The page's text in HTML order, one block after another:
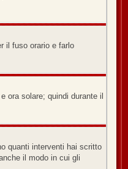
il fuso orario e farlo
ora solare; quindi durante il
quanti interventi hai scritto
il modo in cui gli